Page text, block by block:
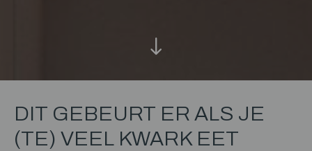
DIT GEBEURT ER ALS JE
(TE) VEEL KWARK EET